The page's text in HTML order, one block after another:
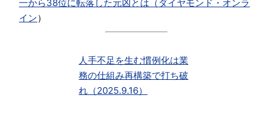
一から38位に転落した元凶とは（ ダイヤモンド・オンラ
イン）
人手不足を生む慣例化は業
務の仕組み再構築で打ち破
れ（2025.9.16）